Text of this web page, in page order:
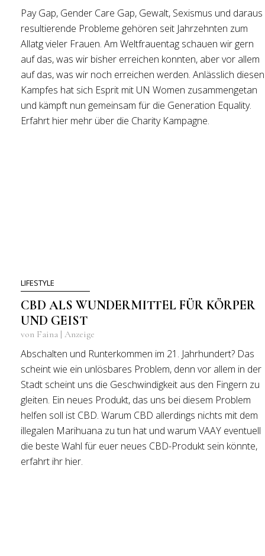
Pay Gap, Gender Care Gap, Gewalt, Sexismus und daraus
resultierende Probleme gehören seit Jahrzehnten zum
Allatg vieler Frauen. Am Weltfrauentag schauen wir gern
auf das, was wir bisher erreichen konnten, aber vor allem
auf das, was wir noch erreichen werden. Anlässlich diesen
Kampfes hat sich Esprit mit UN Women zusammengetan
und kämpft nun gemeinsam für die Generation Equality.
Erfahrt hier mehr über die Charity Kampagne.
LIFESTYLE
CBD ALS WUNDERMITTEL FÜR KÖRPER
UND GEIST
von Faina | Anzeige
Abschalten und Runterkommen im 21. Jahrhundert? Das
scheint wie ein unlösbares Problem, denn vor allem in der
Stadt scheint uns die Geschwindigkeit aus den Fingern zu
gleiten. Ein neues Produkt, das uns bei diesem Problem
helfen soll ist CBD. Warum CBD allerdings nichts mit dem
illegalen Marihuana zu tun hat und warum VAAY eventuell
die beste Wahl für euer neues CBD-Produkt sein könnte,
erfahrt ihr hier.